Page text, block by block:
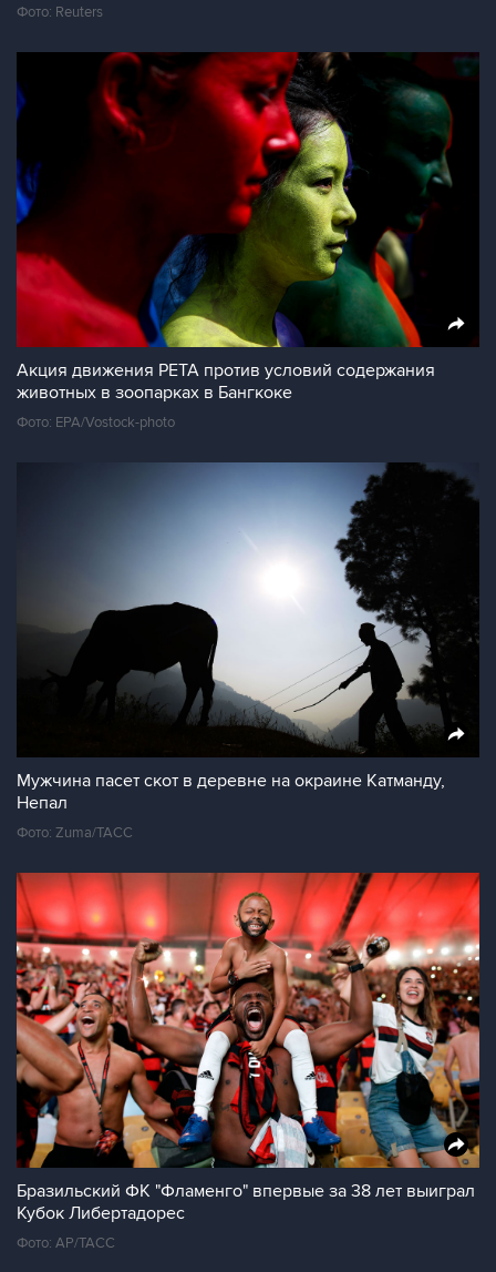
Фото: Reuters
Акция движения PETA против условий содержания
животных в зоопарках в Бангкоке
Фото: EPA/Vostock-photo
Мужчина пасет скот в деревне на окраине Катманду,
Непал
Фото: Zuma/ТАСС
Бразильский ФК "Фламенго" впервые за 38 лет выиграл
Кубок Либертадорес
Фото: AP/ТАСС